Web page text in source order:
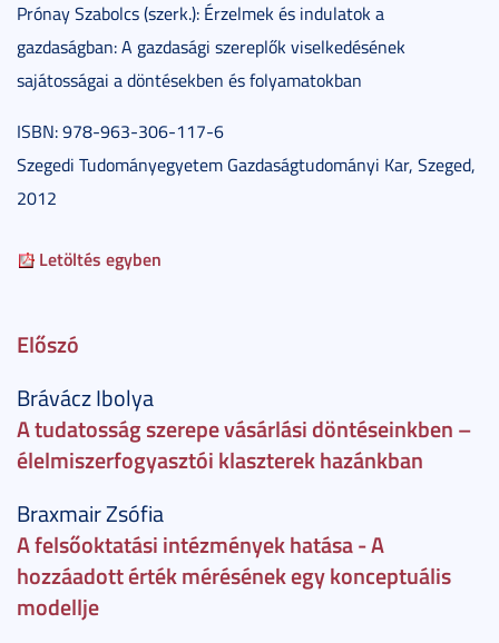
Prónay Szabolcs (szerk.): Érzelmek és indulatok a
gazdaságban: A gazdasági szereplők viselkedésének
sajátosságai a döntésekben és folyamatokban
ISBN: 978-963-306-117-6
Szegedi Tudományegyetem Gazdaságtudományi Kar, Szeged,
2012
Letöltés egyben
Előszó
Brávácz Ibolya
A tudatosság szerepe vásárlási döntéseinkben –
élelmiszerfogyasztói klaszterek hazánkban
Braxmair Zsófia
A felsőoktatási intézmények hatása - A
hozzáadott érték mérésének egy konceptuális
modellje